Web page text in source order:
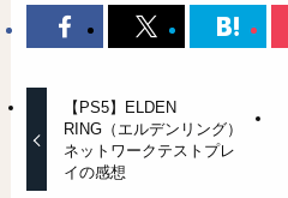
【PS5】ELDEN
RING（エルデンリング）
ネットワークテストプレ
イの感想